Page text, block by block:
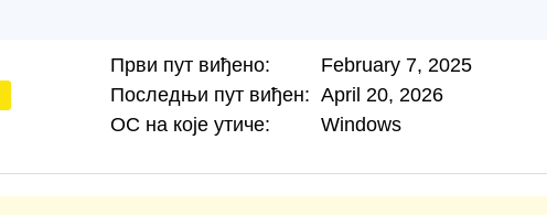
Први пут виђено:
February 7, 2025
Последњи пут виђен: April 20, 2026
ОС на које утиче:
Windows